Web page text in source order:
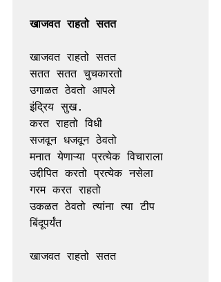
खाजवत राहतो सतत
खाजवत राहतो सतत
सतत सतत चुचकारतो
उगाळत ठेवतो आपले
इंद्रिय सुख.
करत राहतो विधी
सजवून धजवून ठेवतो
मनात येणाऱ्या प्रत्येक विचाराला
उद्दीपित करतो प्रत्येक नसेला
गरम करत राहतो
उकळत ठेवतो त्यांना त्या टीप
बिंदूपर्यंत
खाजवत राहतो सतत